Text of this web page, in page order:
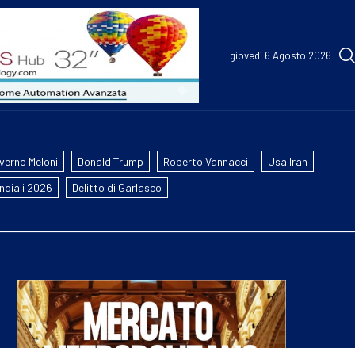
giovedì 6 Agosto 2026
Meloni Donald Trump Roberto Vannacci
Usa Iran
2026
Delitto di Garlasco